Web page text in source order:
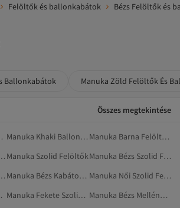
Felöltők és ballonkabátok Bézs Felöltők és
Ballonkabátok Manuka Zöld Felöltők És
Összes megtekintése
Manuka Khaki Ballonkabátok
Manuka Barna Felöltők És Ballonkabátok
Ballonkabátok Manuka Szolid Felöltők
Manuka Bézs Szolid Felöltők
Ballonkabátok
Manuka Bézs Kabátok És Dzsekik
Manuka Női Szolid Felöltők
Manuka Fekete Szolid Felöltők
Manuka Bézs Mellények